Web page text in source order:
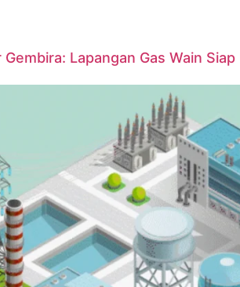
Lapangan Gas Wain